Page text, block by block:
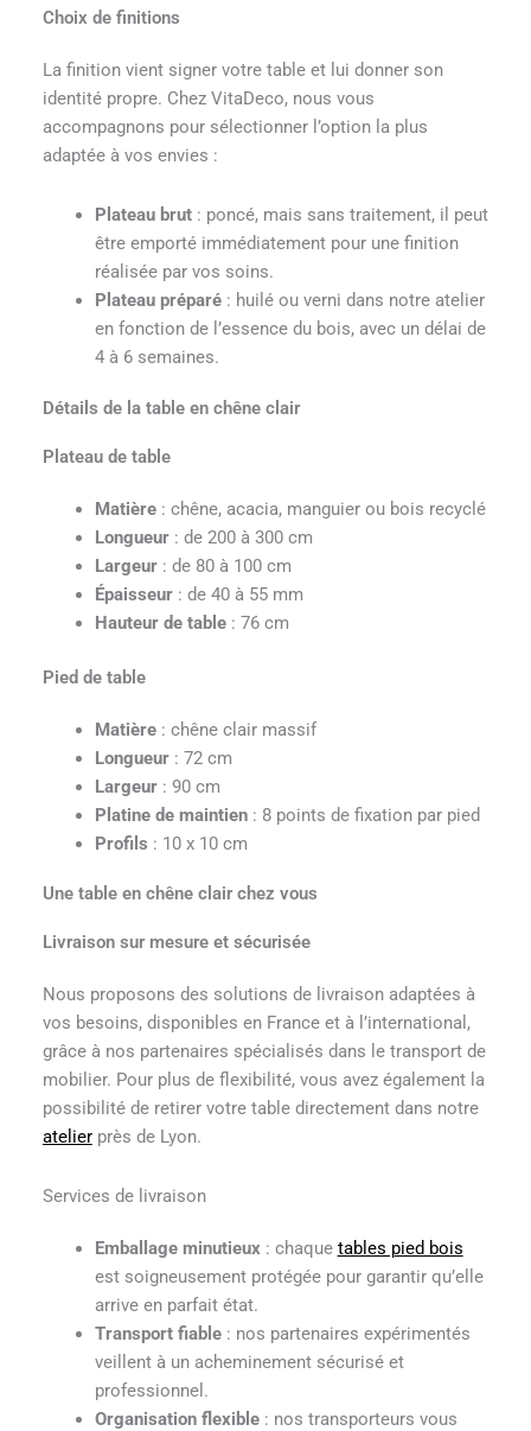
Choix de finitions
La finition vient signer votre table et lui donner son
identité propre. Chez VitaDeco, nous vous
accompagnons pour sélectionner l’option la plus
adaptée à vos envies :
Plateau brut: poncé, mais sans traitement, il peut
être emporté immédiatement pour une finition
réalisée par vos soins.
Plateau préparé: huilé ou verni dans notre atelier
en fonction de l’essence du bois, avec un délai de
4 à 6 semaines.
Détails de la table en chêne clair
Plateau de table
Matière: chêne, acacia, manguier ou bois recyclé
Longueur: de 200 à 300 cm
Largeur: de 80 à 100 cm
Épaisseur: de 40 à 55 mm
Hauteur de table: 76 cm
Pied de table
Matière: chêne clair massif
Longueur: 72 cm
Largeur: 90 cm
Platine de maintien: 8 points de fixation par pied
Profils : 10 x 10 cm
Une table en chêne clair chez vous
Livraison sur mesure et sécurisée
Nous proposons des solutions de livraison adaptées à
vos besoins, disponibles en France et à l’international,
grâce à nos partenaires spécialisés dans le transport de
mobilier. Pour plus de flexibilité, vous avez également la
possibilité de retirer votre table directement dans notre
atelierprès de Lyon.
Services de livraison
Emballage minutieux: chaque tables pied bois
est soigneusement protégée pour garantir qu’elle
arrive en parfait état.
Transport fiable: nos partenaires expérimentés
veillent à un acheminement sécurisé et
professionnel.
Organisation flexible: nos transporteurs vous